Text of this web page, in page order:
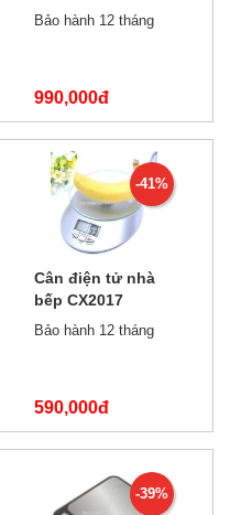
5kg/0.1g
Bảo hành 12 tháng
990,000đ
1,300,000đ
-41%
Cân điện tử nhà
bếp CX2017
5kg/1g
Bảo hành 12 tháng
590,000đ
990,000đ
-39%